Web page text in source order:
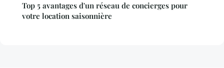
Top 5 avantages d'un réseau de concierges pour
votre location saisonnière